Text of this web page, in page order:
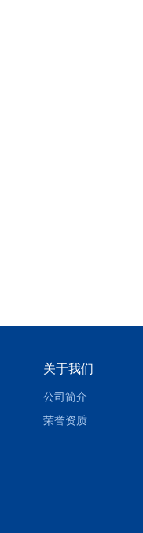
关于我们
公司简介
荣誉资质